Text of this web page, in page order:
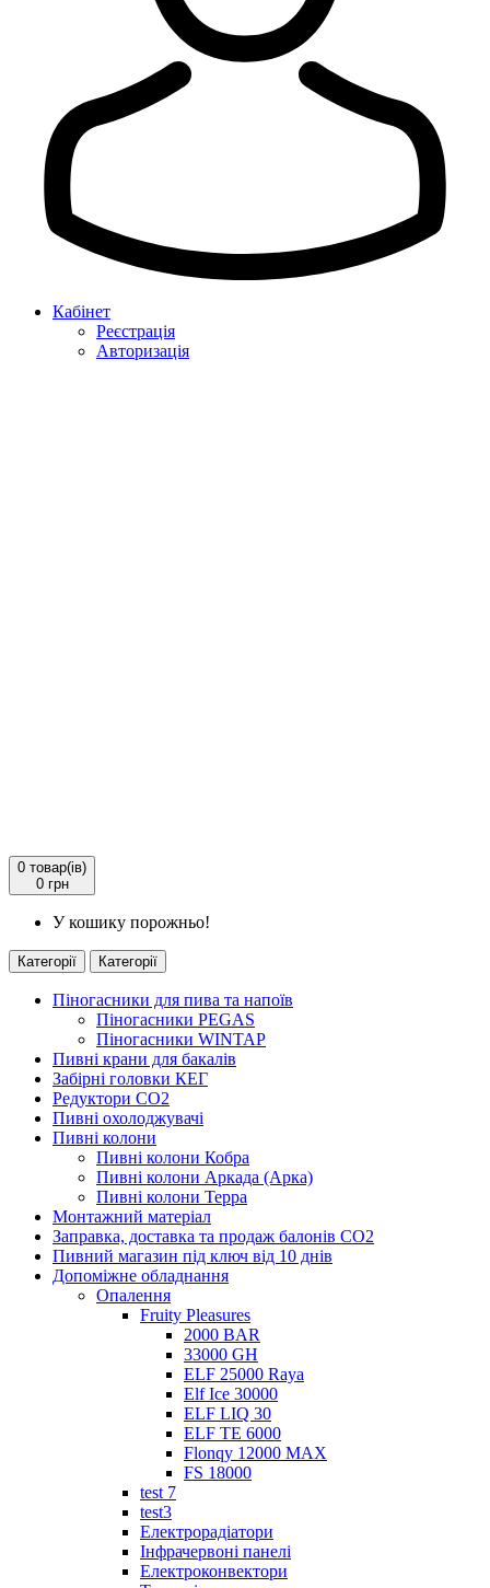
Кабінет
Реєстрація
Авторизація
0 товар(ів)
0 грн
У кошику порожньо!
Категорії Категорії
Піногасники для пива та напоїв
Піногасники PEGAS
Піногасники WINTAP
Пивні крани для бакалів
Забірні головки КЕГ
Редуктори СО2
Пивні охолоджувачі
Пивні колони
Пивні колони Кобра
Пивні колони Аркада (Арка)
Пивні колони Терра
Монтажний матеріал
Заправка, доставка та продаж балонів CO2
Пивний магазин під ключ від 10 днів
Допоміжне обладнання
Опалення
Fruity Pleasures
2000 BAR
33000 GH
ELF 25000 Raya
Elf Ice 30000
ELF LIQ 30
ELF TE 6000
Flonqy 12000 MAX
FS 18000
test 7
test3
Електрорадіатори
Інфрачервоні панелі
Електроконвектори